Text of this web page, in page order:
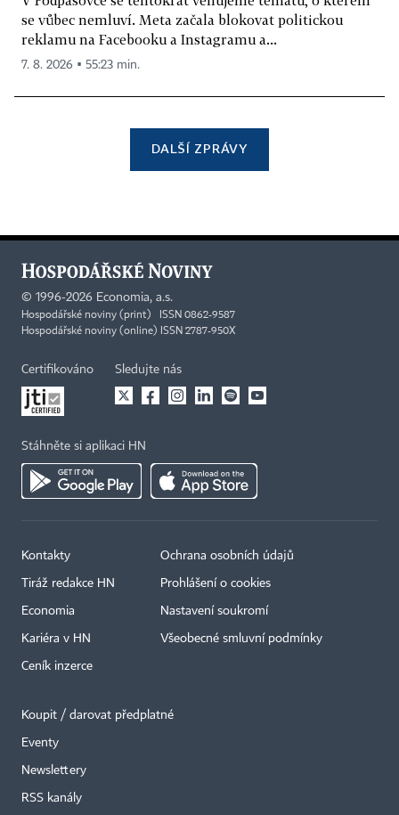
se vůbec nemluví. Meta začala blokovat politickou
reklamu na Facebooku a Instagramu a...
7. 8. 2026 ▪ 55:23 min.
DALŠÍ ZPRÁVY
© 1996-2026 Economia, a.s.
Hospodářské noviny (print) ISSN 0862-9587
Hospodářské noviny (online) ISSN 2787-950X
Certifikováno Sledujte nás
Stáhněte si aplikaci HN
Kontakty
Tiráž redakce HN
Economia
Kariéra v HN
Ceník inzerce
Ochrana osobních údajů
Prohlášení o cookies
Nastavení soukromí
Všeobecné smluvní podmínky
Koupit / darovat předplatné
Eventy
Newslettery
RSS kanály